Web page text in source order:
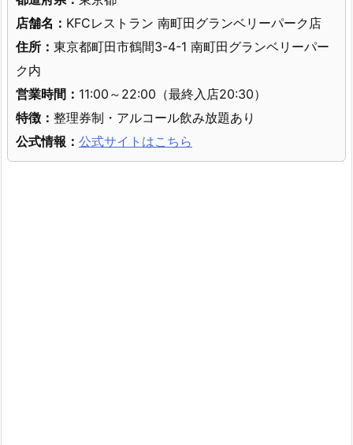
店舗名： KFCレストラン 南町田グランベリーパーク店
住所： 東京都町田市鶴間3-4-1 南町田グランベリーパー
ク内
営業時間： 11:00～22:00（最終入店20:30）
特徴： 整理券制・アルコール飲み放題あり
公式情報： 公式サイトはこちら